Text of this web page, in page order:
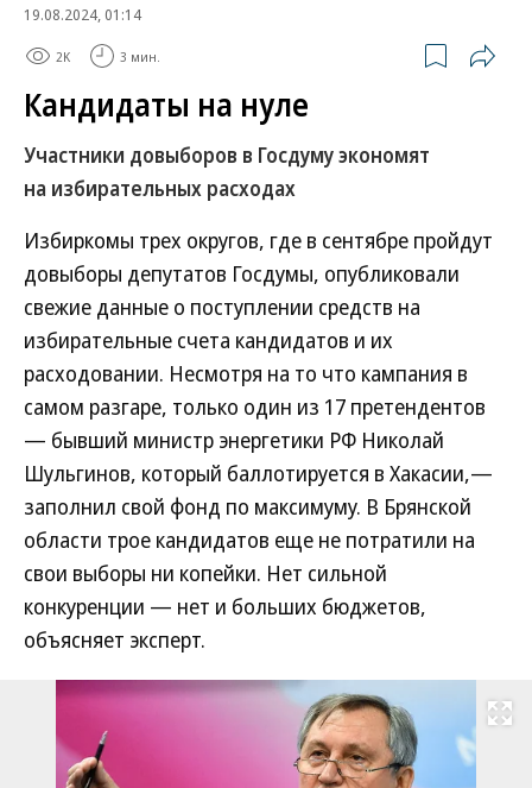
19.08.2024, 01:14
2K 3 мин.
Кандидаты на нуле
Участники довыборов в Госдуму экономят
на избирательных расходах
Избиркомы трех округов, где в сентябре пройдут
довыборы депутатов Госдумы, опубликовали
свежие данные о поступлении средств на
избирательные счета кандидатов и их
расходовании. Несмотря на то что кампания в
самом разгаре, только один из 17 претендентов
— бывший министр энергетики РФ Николай
Шульгинов, который баллотируется в Хакасии,—
заполнил свой фонд по максимуму. В Брянской
области трое кандидатов еще не потратили на
свои выборы ни копейки. Нет сильной
конкуренции — нет и больших бюджетов,
объясняет эксперт.
Развернуть